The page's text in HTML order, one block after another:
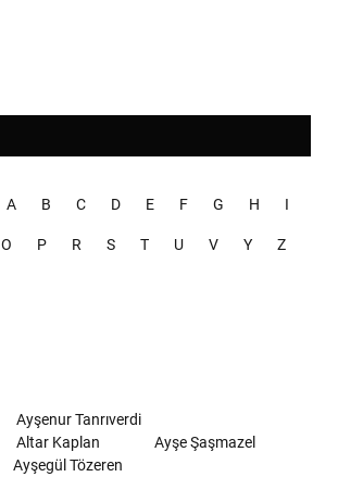
A B C D E F G H I
O P R S T U V Y Z
Ayşenur Tanrıverdi
Altar Kaplan
Ayşe Şaşmazel
Ayşegül Tözeren